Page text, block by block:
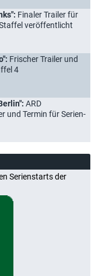
Finaler Trailer für
veröffentlicht
Frischer Trailer und
4
ARD
und Termin für Serien-
Serienstarts der